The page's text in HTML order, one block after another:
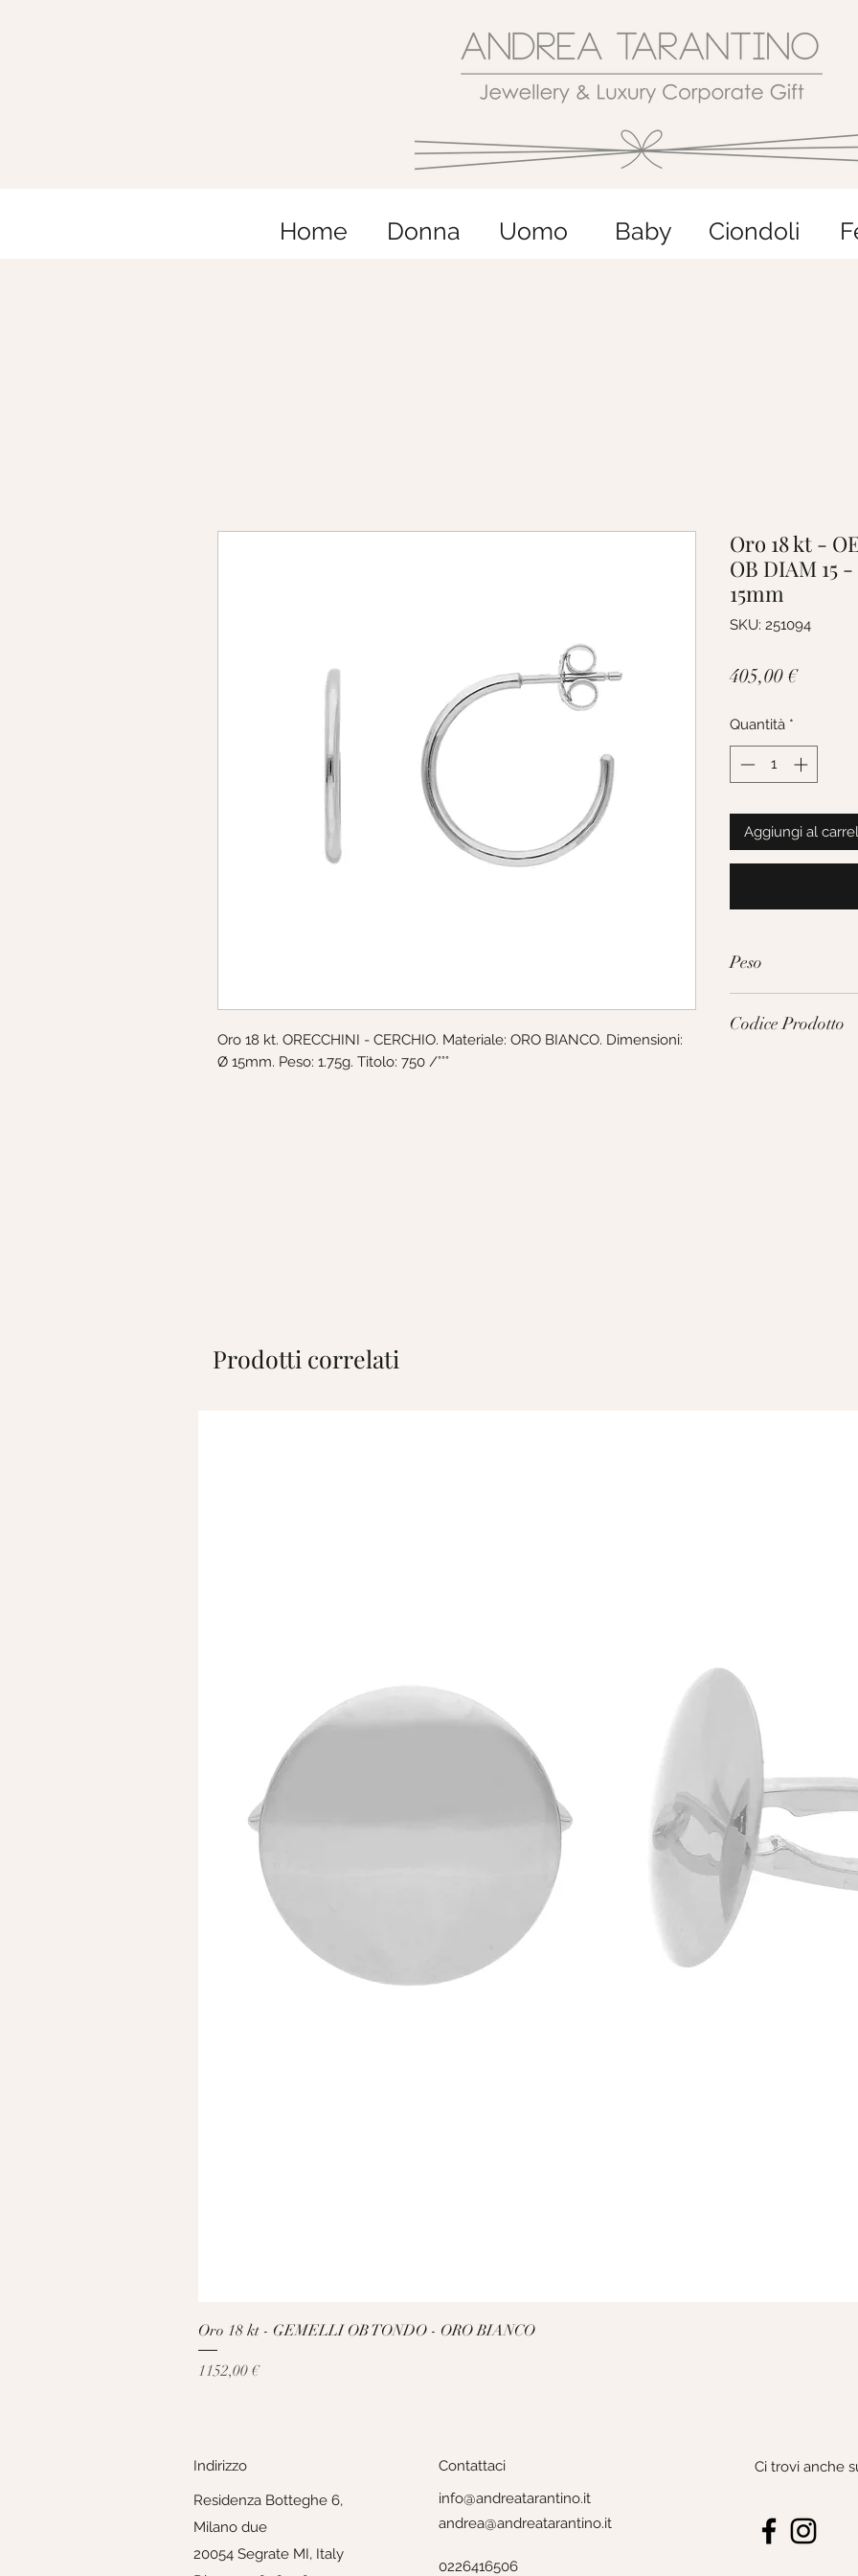
Home Donna Uomo Baby Ciondoli
Oro 18 kt. ORECCHINI - CERCHIO. Materiale: ORO BIANCO. Dimensioni:
Ø 15mm. Peso: 1.75g. Titolo: 750 /°°°
Oro 18 kt -
OB DIAM 15
15mm
SKU: 251094
405,00 €Prezzo
Quantità *
Aggiungi al
Peso
Codice Prodotto
Prodotti correlati
Oro 18 kt - GEMELLI OB TONDO - ORO BIANCO
Prezzo
1152,00 €
Indirizzo
Residenza Botteghe 6,
Milano due
20054 Segrate MI, Italy
Contattaci
info@andreatarantino.it
andrea@andreatarantino.it
0226416506
Ci trovi anche